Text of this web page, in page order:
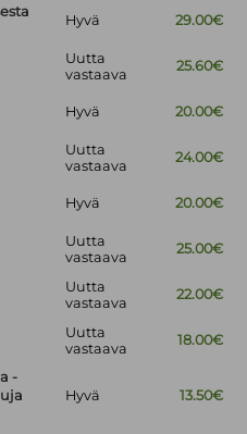
Hyvä 29.00€
Uutta
vastaava
25.60€
Hyvä 20.00€
Uutta
vastaava
24.00€
Hyvä 20.00€
Uutta
vastaava
25.00€
Uutta
vastaava
22.00€
Uutta
vastaava
18.00€
-
Hyvä 13.50€